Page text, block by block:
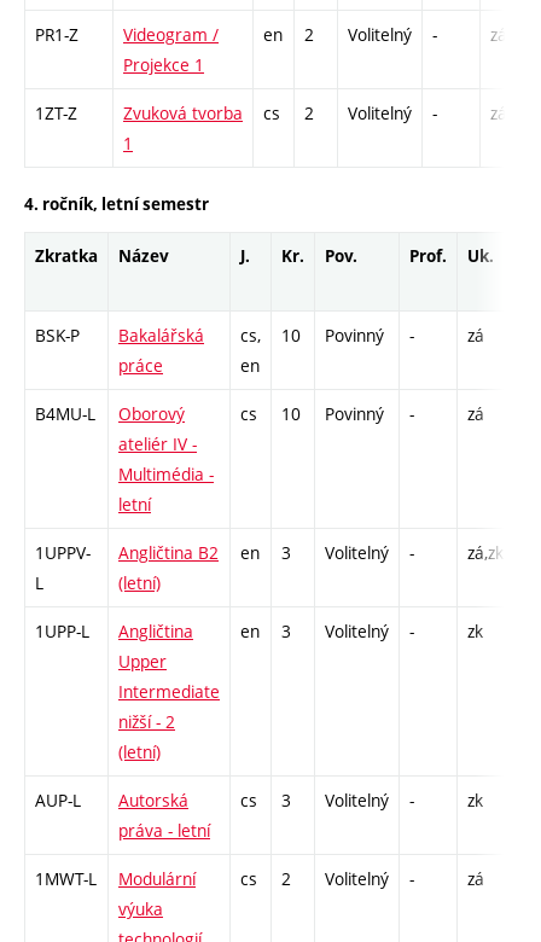
PR1-Z
Videogram /
Projekce 1
en 2 Volitelný - zá
1ZT-Z
Zvuková tvorba
1
cs 2 Volitelný - zá
4. ročník, letní semestr
Zkratka Název J. Kr. Pov. Prof. Uk.
BSK-P
Bakalářská
práce
cs,
en
10 Povinný - zá
B4MU-L
Oborový
ateliér IV -
Multimédia -
letní
cs 10 Povinný - zá
1UPPV-
L
Angličtina B2
(letní)
en 3 Volitelný - zá,zk
1UPP-L
Angličtina
Upper
Intermediate
nižší - 2
(letní)
en 3 Volitelný - zk
AUP-L
Autorská
práva - letní
cs 3 Volitelný - zk
1MWT-L
Modulární
výuka
cs 2 Volitelný - zá